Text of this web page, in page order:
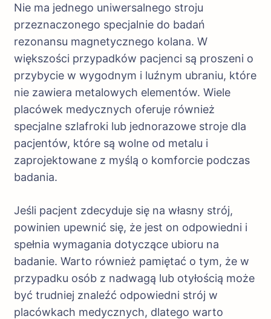
Nie ma jednego uniwersalnego stroju
przeznaczonego specjalnie do badań
rezonansu magnetycznego kolana. W
większości przypadków pacjenci są proszeni o
przybycie w wygodnym i luźnym ubraniu, które
nie zawiera metalowych elementów. Wiele
placówek medycznych oferuje również
specjalne szlafroki lub jednorazowe stroje dla
pacjentów, które są wolne od metalu i
zaprojektowane z myślą o komforcie podczas
badania.
Jeśli pacjent zdecyduje się na własny strój,
powinien upewnić się, że jest on odpowiedni i
spełnia wymagania dotyczące ubioru na
badanie. Warto również pamiętać o tym, że w
przypadku osób z nadwagą lub otyłością może
być trudniej znaleźć odpowiedni strój w
placówkach medycznych, dlatego warto